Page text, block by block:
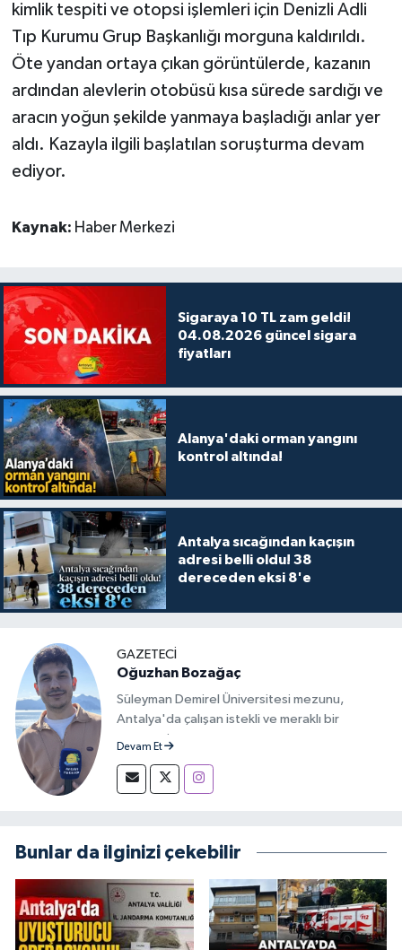
kimlik tespiti ve otopsi işlemleri için Denizli Adli
Tıp Kurumu Grup Başkanlığı morguna kaldırıldı.
Öte yandan ortaya çıkan görüntülerde, kazanın
ardından alevlerin otobüsü kısa sürede sardığı ve
aracın yoğun şekilde yanmaya başladığı anlar yer
aldı. Kazayla ilgili başlatılan soruşturma devam
ediyor.
Kaynak: Haber Merkezi
Sigaraya 10 TL zam geldi!
04.08.2026 güncel sigara
fiyatları
Alanya'daki orman yangını
kontrol altında!
Antalya sıcağından kaçışın
adresi belli oldu! 38
dereceden eksi 8'e
GAZETECİ
Oğuzhan Bozağaç
Süleyman Demirel Üniversitesi mezunu,
Antalya'da çalışan istekli ve meraklı bir
gazeteci.
Devam Et
Bunlar da ilginizi çekebilir